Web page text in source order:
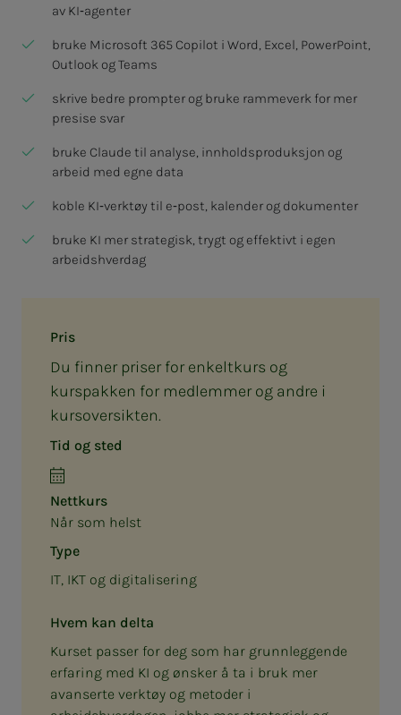
Pris
Du finner priser for enkeltkurs og
kurspakken for medlemmer og andre i
kursoversikten.
Tid og sted
Nettkurs
Når som helst
Type
IT, IKT og digitalisering
Hvem kan delta
Kurset passer for deg som har grunnleggende
erfaring med KI og ønsker å ta i bruk mer
avanserte verktøy og metoder i
av KI‑agenter
bruke Microsoft 365 Copilot i Word, Excel, PowerPoint,
Outlook og Teams
skrive bedre prompter og bruke rammeverk for mer
presise svar
bruke Claude til analyse, innholdsproduksjon og
arbeid med egne data
koble KI‑verktøy til e‑post, kalender og dokumenter
bruke KI mer strategisk, trygt og effektivt i egen
arbeidshverdag